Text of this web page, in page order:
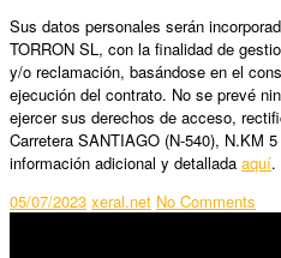
Sus datos personales serán
TORRON SL, con la finalidad de
y/o reclamación, basándose en el
ejecución del contrato. No se prevé
ejercer sus derechos de acceso,
Carretera SANTIAGO (N-540), N.KM
información adicional y detallada aquí.
05/07/2023 xeral.net No Comments